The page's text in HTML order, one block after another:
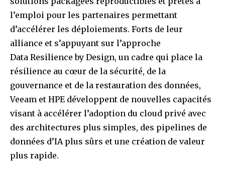
l’emploi pour les partenaires permettant
d’accélérer les déploiements. Forts de leur
alliance et s’appuyant sur l’approche
Data Resilience by Design, un cadre qui place la
résilience au cœur de la sécurité, de la
gouvernance et de la restauration des données,
Veeam et HPE développent de nouvelles capacités
visant à accélérer l’adoption du cloud privé avec
des architectures plus simples, des pipelines de
données d’IA plus sûrs et une création de valeur
plus rapide.